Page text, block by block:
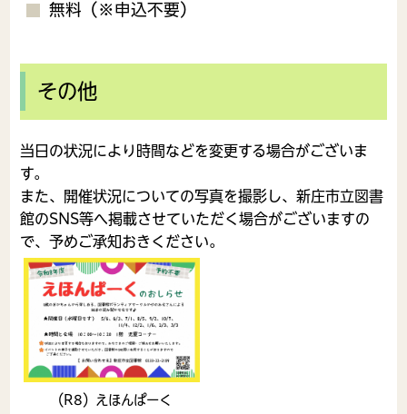
無料（※申込不要）
その他
当日の状況により時間などを変更する場合がございま
す。
また、開催状況についての写真を撮影し、新庄市立図書
館のSNS等へ掲載させていただく場合がございますの
で、予めご承知おきください。
（R8）えほんぱーく